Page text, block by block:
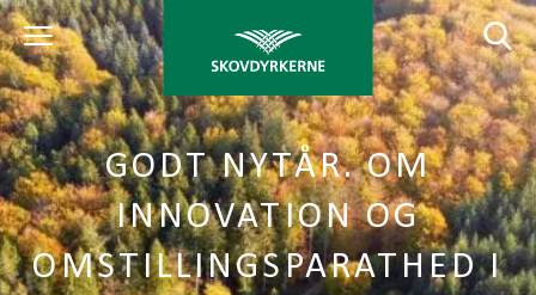
GODT NYTÅR. OM
INNOVATION OG
OMSTILLINGSPARATHED I